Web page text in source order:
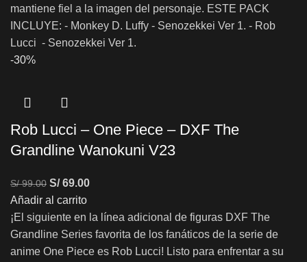
mantiene fiel a la imagen del personaje. ESTE PACK
INCLUYE: - Monkey D. Luffy - Senozekkei Ver 1. - Rob
Lucci - Senozekkei Ver 1.
-30%
Rob Lucci – One Piece – DXF The
Grandline Wanokuni V23
S/99.00 S/69.00
Añadir al carrito
¡El siguiente en la línea adicional de figuras DXF The
Grandline Series favorita de los fanáticos de la serie de
anime One Piece es Rob Lucci! Listo para enfrentar a su